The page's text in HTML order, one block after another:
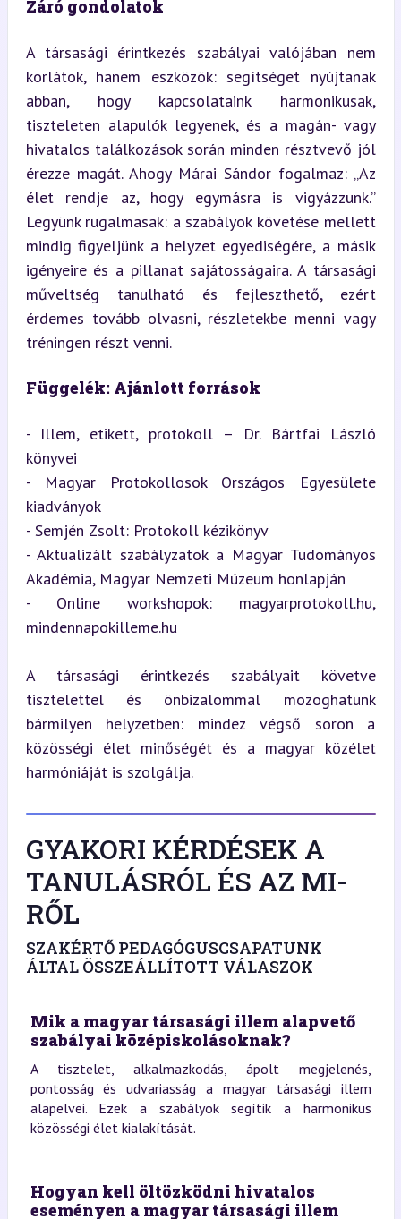
Záró gondolatok
A társasági érintkezés szabályai valójában nem
korlátok, hanem eszközök: segítséget nyújtanak
abban, hogy kapcsolataink harmonikusak,
tiszteleten alapulók legyenek, és a magán- vagy
hivatalos találkozások során minden résztvevő jól
érezze magát. Ahogy Márai Sándor fogalmaz: „Az
élet rendje az, hogy egymásra is vigyázzunk.”
Legyünk rugalmasak: a szabályok követése mellett
mindig figyeljünk a helyzet egyediségére, a másik
igényeire és a pillanat sajátosságaira. A társasági
műveltség tanulható és fejleszthető, ezért
érdemes tovább olvasni, részletekbe menni vagy
tréningen részt venni.
Függelék: Ajánlott források
- Illem, etikett, protokoll – Dr. Bártfai László
könyvei
- Magyar Protokollosok Országos Egyesülete
kiadványok
- Semjén Zsolt: Protokoll kézikönyv
- Aktualizált szabályzatok a Magyar Tudományos
Akadémia, Magyar Nemzeti Múzeum honlapján
- Online workshopok: magyarprotokoll.hu,
mindennapokilleme.hu
A társasági érintkezés szabályait követve
tisztelettel és önbizalommal mozoghatunk
bármilyen helyzetben: mindez végső soron a
közösségi élet minőségét és a magyar közélet
harmóniáját is szolgálja.
GYAKORI KÉRDÉSEK A
TANULÁSRÓL ÉS AZ MI-
RŐL
SZAKÉRTŐ PEDAGÓGUSCSAPATUNK
ÁLTAL ÖSSZEÁLLÍTOTT VÁLASZOK
Mik a magyar társasági illem alapvető
szabályai középiskolásoknak?
A tisztelet, alkalmazkodás, ápolt megjelenés,
pontosság és udvariasság a magyar társasági illem
alapelvei. Ezek a szabályok segítik a harmonikus
közösségi élet kialakítását.
Hogyan kell öltözködni hivatalos
eseményen a magyar társasági illem